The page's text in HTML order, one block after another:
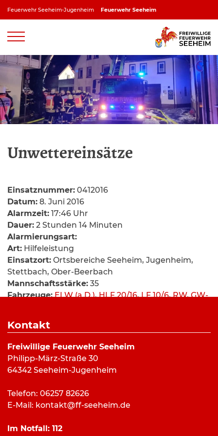
Feuerwehr Seeheim-Jugenheim Feuerwehr Seeheim
Unwettereinsätze
Einsatznummer: 0412016
Datum: 8. Juni 2016
Alarmzeit: 17:46 Uhr
Dauer: 2 Stunden 14 Minuten
Alarmierungsart:
Art: Hilfeleistung
Einsatzort: Ortsbereiche Seeheim, Jugenheim,
Stettbach, Ober-Beerbach
Mannschaftsstärke: 35
Fahrzeuge: ELW (a.D.),HLF 20/16,LF 10/6,RW,GW-
Jugenheim, Feuerwehr Jugenheim, Feuerwehr
Stettbach, Gemeindebrandinspektor
Durch Gewitter mit Starkregen stiegen Bäche
Schwerpunkte waren das Stettbacher Tal mit dem
Kontakt
Freiwillige Feuerwehr Seeheim
Philipp-März-Straße 30
64342 Seeheim-Jugenheim
Telefon: 06257 82626
E-Mail: kontakt@ff-seeheim.de
Im Notfall:112